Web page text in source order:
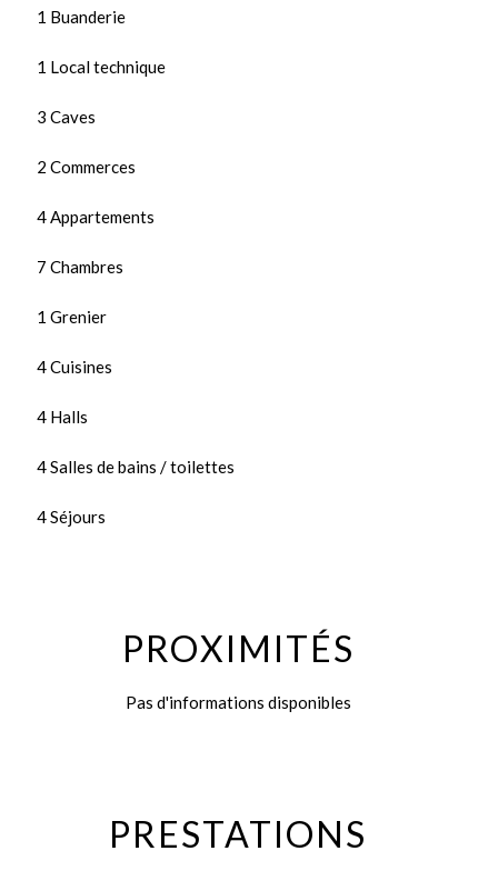
1 Buanderie
1 Local technique
3 Caves
2 Commerces
4 Appartements
7 Chambres
1 Grenier
4 Cuisines
4 Halls
4 Salles de bains / toilettes
4 Séjours
PROXIMITÉS
Pas d'informations disponibles
PRESTATIONS